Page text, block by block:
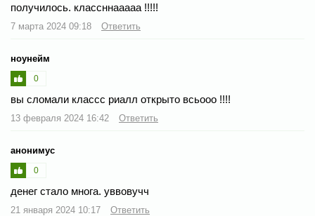
получилось. классннааааа !!!!!
7 марта 2024 09:18 Ответить
ноунейм
0
вы сломали классс риалл открыто всьооо !!!!
13 февраля 2024 16:42 Ответить
анонимус
0
денег стало многа. уввовучч
21 января 2024 10:17 Ответить